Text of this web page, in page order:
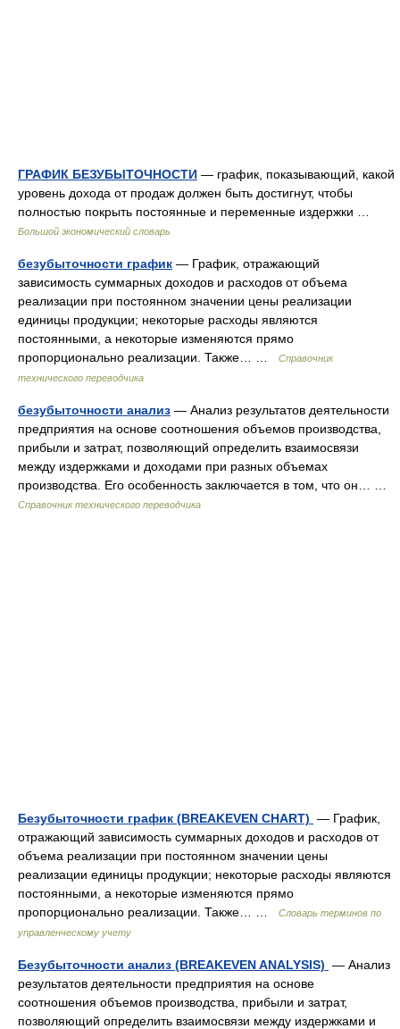
ГРАФИК БЕЗУБЫТОЧНОСТИ — график, показывающий, какой
уровень дохода от продаж должен быть достигнут, чтобы
полностью покрыть постоянные и переменные издержки …
Большой экономический словарь
безубыточности график — График, отражающий
зависимость суммарных доходов и расходов от объема
реализации при постоянном значении цены реализации
единицы продукции; некоторые расходы являются
постоянными, а некоторые изменяются прямо
пропорционально реализации. Также… …
Справочник
технического переводчика
безубыточности анализ — Анализ результатов деятельности
предприятия на основе соотношения объемов производства,
прибыли и затрат, позволяющий определить взаимосвязи
между издержками и доходами при разных объемах
производства. Его особенность заключается в том, что он… …
Справочник технического переводчика
Безубыточности график (BREAKEVEN CHART) — График,
отражающий зависимость суммарных доходов и расходов от
объема реализации при постоянном значении цены
реализации единицы продукции; некоторые расходы являются
постоянными, а некоторые изменяются прямо
пропорционально реализации. Также… …
Словарь терминов по
управленческому учету
Безубыточности анализ (BREAKEVEN ANALYSIS) — Анализ
результатов деятельности предприятия на основе
соотношения объемов производства, прибыли и затрат,
позволяющий определить взаимосвязи между издержками и